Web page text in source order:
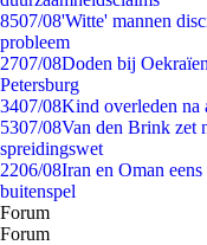
8507/08'Witte' mannen
probleem
2707/08Doden bij
Petersburg
3407/08Kind overleden na
5307/08Van den Brink zet
spreidingswet
2206/08Iran en Oman
buitenspel
Forum
Forum